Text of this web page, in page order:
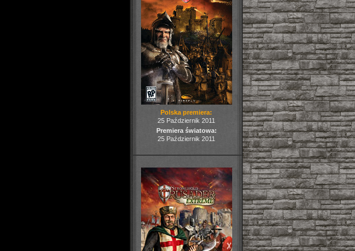
Polska premiera:
25 Październik 2011
Premiera światowa:
25 Październik 2011